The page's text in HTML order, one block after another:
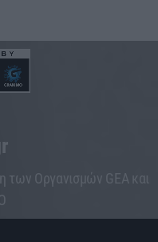
των Οργανισμών GEA και